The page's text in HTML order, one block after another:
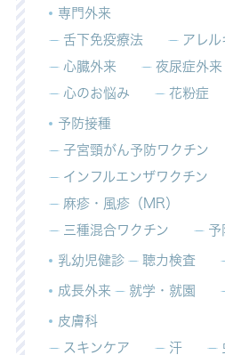
専門外来
舌下免疫療法
アレ
心臓外来
夜尿症外来
心のお悩み
花粉症
予防接種
子宮頸がん予防ワクチン
インフルエンザワクチン
麻疹・風疹（MR）
三種混合ワクチン
予
乳幼児健診 聴力検査
成長外来 就学・就園
皮膚科
スキンケア
汗